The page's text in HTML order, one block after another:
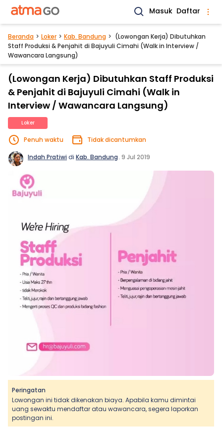
Masuk Daftar
Beranda Loker Kab. Bandung
(Lowongan Kerja) Dibutuhkan
Staff Produksi & Penjahit di Bajuyuli Cimahi (Walk in Interview /
Wawancara Langsung)
(Lowongan Kerja) Dibutuhkan Staff Produksi
& Penjahit di Bajuyuli Cimahi (Walk in
Interview / Wawancara Langsung)
Loker
Penuh waktu Tidak dicantumkan
Indah Pratiwidi Kab. Bandung. 9 Jul 2019
Peringatan
Lowongan ini tidak dikenakan biaya. Apabila kamu dimintai
uang sewaktu mendaftar atau wawancara, segera laporkan
postingan ini.